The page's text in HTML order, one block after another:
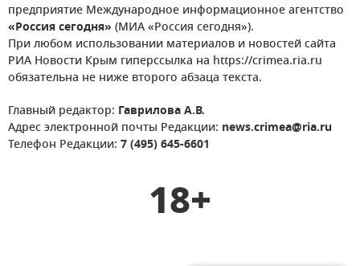
предприятие Международное информационное агентство
«Россия сегодня» (МИА «Россия сегодня»).
При любом использовании материалов и новостей сайта
РИА Новости Крым гиперссылка на https://crimea.ria.ru
обязательна не ниже второго абзаца текста.
Главный редактор: Гаврилова А.В.
Адрес электронной почты Редакции: news.crimea@ria.ru
Телефон Редакции: 7 (495) 645-6601
18+